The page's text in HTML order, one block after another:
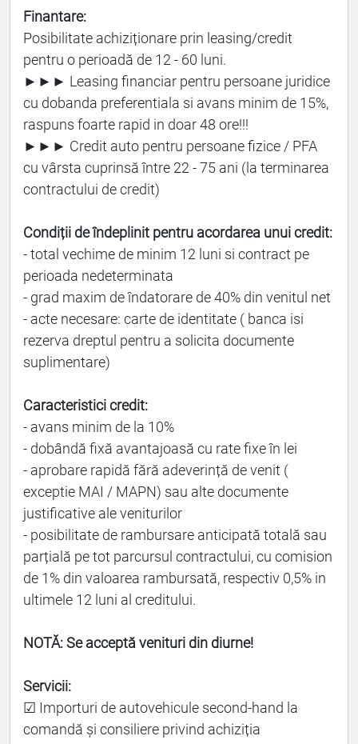
Finantare:
Posibilitate achiziționare prin leasing/credit
pentru o perioadă de 12 - 60 luni.
►►► Leasing financiar pentru persoane juridice
cu dobanda preferentiala si avans minim de 15%,
raspuns foarte rapid in doar 48 ore!!!
►►► Credit auto pentru persoane fizice / PFA
cu vârsta cuprinsă între 22 - 75 ani (la terminarea
contractului de credit)
Condiții de îndeplinit pentru acordarea unui credit:
- total vechime de minim 12 luni si contract pe
perioada nedeterminata
- grad maxim de îndatorare de 40% din venitul net
- acte necesare: carte de identitate ( banca isi
rezerva dreptul pentru a solicita documente
suplimentare)
Caracteristici credit:
- avans minim de la 10%
- dobândă fixă avantajoasă cu rate fixe în lei
- aprobare rapidă fără adeverință de venit (
exceptie MAI / MAPN) sau alte documente
justificative ale veniturilor
- posibilitate de rambursare anticipată totală sau
parțială pe tot parcursul contractului, cu comision
de 1% din valoarea rambursată, respectiv 0,5% in
ultimele 12 luni al creditului.
NOTĂ: Se acceptă venituri din diurne!
Servicii:
☑ Importuri de autovehicule second-hand la
comandă și consiliere privind achiziția